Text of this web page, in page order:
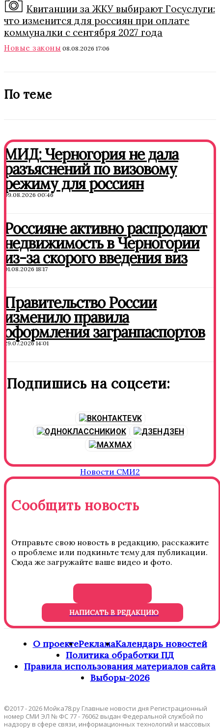
Квитанции за ЖКУ выбирают Госуслуги:
что изменится для россиян при оплате
коммуналки с сентября 2027 года
Новые законы 08.08.2026 17:06
По теме
МИД: Черногория не дала
разъяснений по визовому
режиму для россиян
09.08.2026 00:46
Россияне активно распродают
недвижимость в Черногории
из-за скорого введения виз
01.08.2026 18:17
Правительство России
изменило правила
оформления загранпаспортов
29.07.2026 14:01
Подпишись на соцсети:
VK
OK
ДЗЕН
MAX
Новости СМИ2
Сообщить новость
Отправьте свою новость в редакцию, расскажите
о проблеме или подкиньте тему для публикации.
Сюда же загружайте ваше видео и фото.
НАПИСАТЬ В РЕДАКЦИЮ
О проектеРекламаКалендарь новостей
Политика обработки ПД
Правила использования материалов сайта
Выборы-2026
©2017 - 2026 Мойка78.ру Главные новости дня Регистрационный
номер СМИ ЭЛ № ФС 77 - 76062 выдан Федеральной службой по
надзору в сфере связи, информационных технологий и массовых